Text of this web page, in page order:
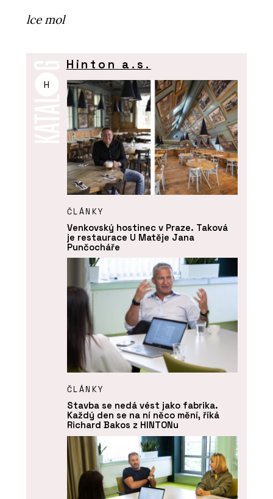
lce mol
H
Hinton a.s.
ČLÁNKY
Venkovský hostinec v Praze. Taková
je restaurace U Matěje Jana
Punčocháře
ČLÁNKY
Stavba se nedá vést jako fabrika.
Každý den se na ní něco mění, říká
Richard Bakos z HINTONu